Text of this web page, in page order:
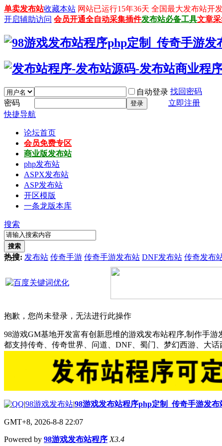
单卖发布站收藏本站 网站已运行15年36天 全国最大发布站开
开启辅助访问 会员开通全自动采集插件发布站必备工具文章
自动登录 找回密码
密码
登录
立即注册
快捷导航
论坛首页
会员免费专区
商业版发布站
php发布站
ASPX发布站
ASP发布站
开区模版
一条龙版本库
搜索
搜索
热搜: 发布站 传奇手游 传奇手游发布站 DNF发布站 传奇发布
抱歉，您尚未登录，无法进行此操作
98游戏GM基地开发富有创新思维的游戏发布站程序,制作手
都支持传奇、传奇世界、问道、DNF、蜀门、梦幻西游、大
|98游戏发布站|98游戏发布站程序php定制_传奇手游发
GMT+8, 2026-8-8 22:07
Powered by 98游戏发布站程序 X3.4